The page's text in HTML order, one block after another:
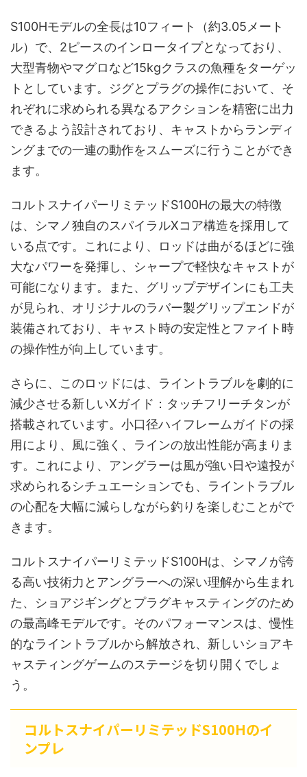
S100Hモデルの全長は10フィート（約3.05メート
ル）で、2ピースのインロータイプとなっており、
大型青物やマグロなど15kgクラスの魚種をターゲッ
トとしています。ジグとプラグの操作において、そ
れぞれに求められる異なるアクションを精密に出力
できるよう設計されており、キャストからランディ
ングまでの一連の動作をスムーズに行うことができ
ます。
コルトスナイパーリミテッドS100Hの最大の特徴
は、シマノ独自のスパイラルXコア構造を採用して
いる点です。これにより、ロッドは曲がるほどに強
大なパワーを発揮し、シャープで軽快なキャストが
可能になります。また、グリップデザインにも工夫
が見られ、オリジナルのラバー製グリップエンドが
装備されており、キャスト時の安定性とファイト時
の操作性が向上しています。
さらに、このロッドには、ライントラブルを劇的に
減少させる新しいXガイド：タッチフリーチタンが
搭載されています。小口径ハイフレームガイドの採
用により、風に強く、ラインの放出性能が高まりま
す。これにより、アングラーは風が強い日や遠投が
求められるシチュエーションでも、ライントラブル
の心配を大幅に減らしながら釣りを楽しむことがで
きます。
コルトスナイパーリミテッドS100Hは、シマノが誇
る高い技術力とアングラーへの深い理解から生まれ
た、ショアジギングとプラグキャスティングのため
の最高峰モデルです。そのパフォーマンスは、慢性
的なライントラブルから解放され、新しいショアキ
ャスティングゲームのステージを切り開くでしょ
う。
コルトスナイパーリミテッドS100Hのイ
ンプレ